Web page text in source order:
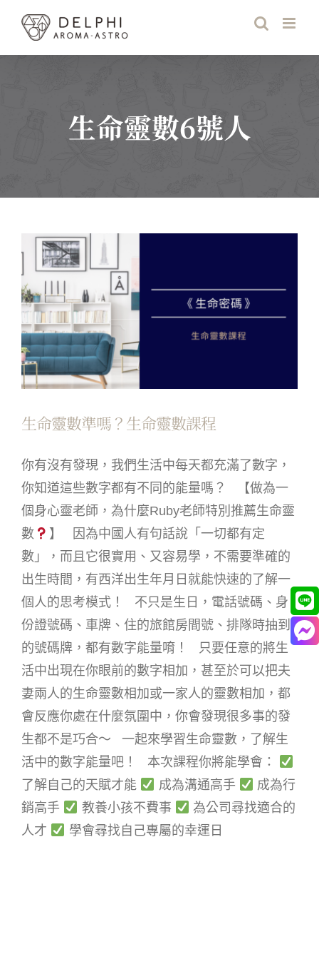
content
生命靈數6號人
生命靈數準嗎？生命靈數課程
你有沒有發現，我們生活中每天都充滿了數字，
你知道這些數字都有不同的能量嗎？ 【做為一
個身心靈老師，為什麼Ruby老師特別推薦生命靈
數
】 因為中國人有句話說「一切都有定
數」，而且它很實用、又容易學，不需要準確的
出生時間，有西洋出生年月日就能快速的了解一
個人的思考模式！ 不只是生日，電話號碼、身
份證號碼、車牌、住的旅館房間號、排隊時抽到
的號碼牌，都有數字能量唷！ 只要任意的將生
活中出現在你眼前的數字相加，甚至於可以把夫
妻兩人的生命靈數相加或一家人的靈數相加，都
會反應你處在什麼氛圍中，你會發現很多事的發
生都不是巧合～ 一起來學習生命靈數，了解生
活中的數字能量吧！ 本次課程你將能學會：
了解自己的天賦才能
成為溝通高手
成為行
銷高手
教養小孩不費事
為公司尋找適合的
人才
學會尋找自己專屬的幸運日